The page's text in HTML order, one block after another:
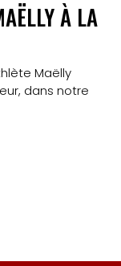
À LA
Maëlly
dans notre